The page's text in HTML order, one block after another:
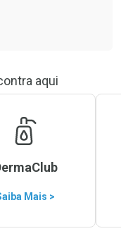
aqui
Mais >